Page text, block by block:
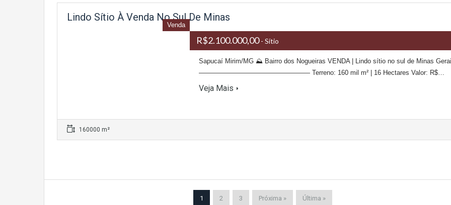
Lindo Sítio À Venda No Sul De Minas
Venda
R$2.100.000,00- Sítio
Sapucaí Mirim/MG ⛰ Bairro dos Nogueiras VENDA | Lindo sítio no sul de Minas
————————————————— Terreno: 160 mil m² | 16 Hectares Valor: R$…
Veja Mais
160000 m²
1 2 3 Próxima » Última »